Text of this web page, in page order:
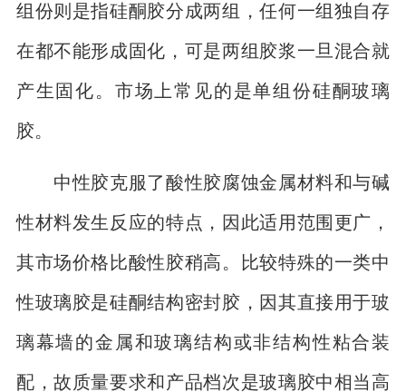
组份则是指硅酮胶分成两组，任何一组独自存
在都不能形成固化，可是两组胶浆一旦混合就
产生固化。市场上常见的是单组份硅酮玻璃
胶。
中性胶克服了酸性胶腐蚀金属材料和与碱
性材料发生反应的特点，因此适用范围更广，
其市场价格比酸性胶稍高。比较特殊的一类中
性玻璃胶是硅酮结构密封胶，因其直接用于玻
璃幕墙的金属和玻璃结构或非结构性粘合装
配，故质量要求和产品档次是玻璃胶中相当高